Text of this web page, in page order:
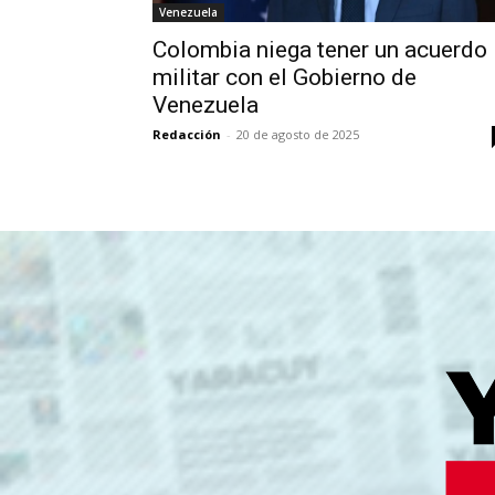
Venezuela
Colombia niega tener un acuerdo
militar con el Gobierno de
Venezuela
Redacción - 20 de agosto de 2025